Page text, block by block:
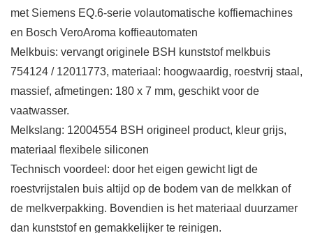
met Siemens EQ.6-serie volautomatische koffiemachines
en Bosch VeroAroma koffieautomaten
Melkbuis: vervangt originele BSH kunststof melkbuis
754124 / 12011773, materiaal: hoogwaardig, roestvrij staal,
massief, afmetingen: 180 x 7 mm, geschikt voor de
vaatwasser.
Melkslang: 12004554 BSH origineel product, kleur grijs,
materiaal flexibele siliconen
Technisch voordeel: door het eigen gewicht ligt de
roestvrijstalen buis altijd op de bodem van de melkkan of
de melkverpakking. Bovendien is het materiaal duurzamer
dan kunststof en gemakkelijker te reinigen.